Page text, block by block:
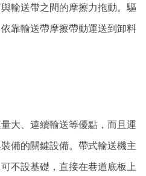
輸送帶之間的摩擦力拖動。驅
靠輸送帶摩擦帶動運送到卸料
大、連續輸送等優點，而且運
備的關鍵設備。帶式輸送機主
不設基礎，直接在巷道底板上